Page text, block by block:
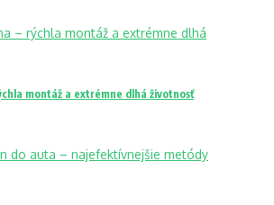
montáž a extrémne dlhá životnosť